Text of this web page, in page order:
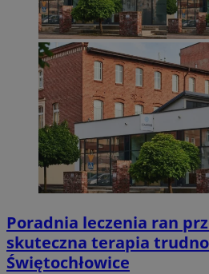
Poradnia leczenia ran
skuteczna terapia
Świętochłowice